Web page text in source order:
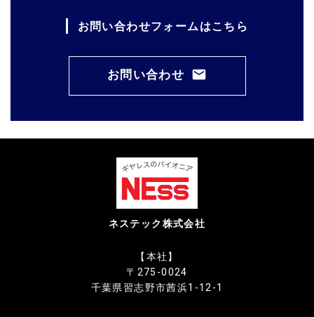
お問い合わせフォームはこちら
お問い合わせ
ネステック株式会社
【本社】
〒275-0024
千葉県習志野市茜浜1-12-1